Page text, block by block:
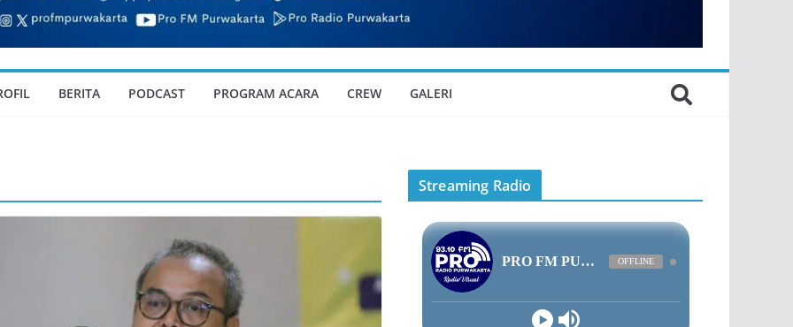
BERITA PODCAST PROGRAM ACARA CREW GALERI
Streaming Radio